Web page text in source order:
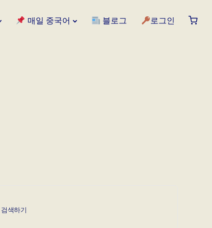
매일 중국어 블로그 로그인
검색하기